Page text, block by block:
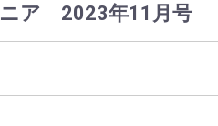
ア 2023年11月号